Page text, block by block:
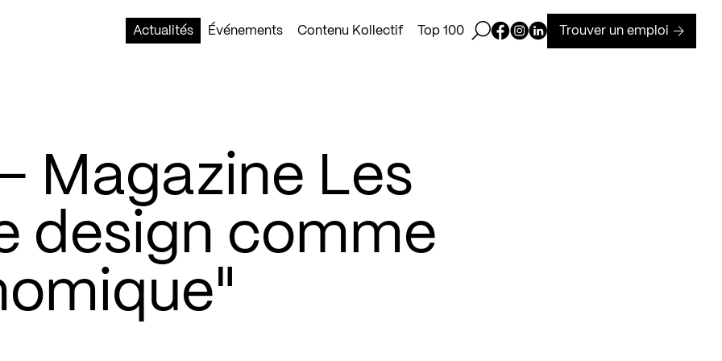
Actualités
Événements Contenu Kollectif Top 100 Ouvrir la barre de recherche
Page Facebook de Kollectif
Page Instagram de Kollectif
Page Linkedin de Kollectif
Trouver un emploi
Magazine Les
design comme